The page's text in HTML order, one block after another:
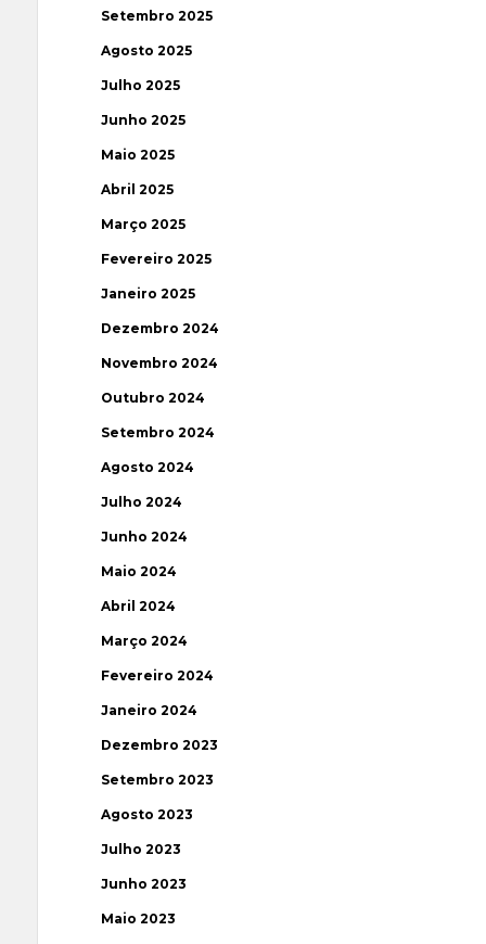
Setembro 2025
Agosto 2025
Julho 2025
Junho 2025
Maio 2025
Abril 2025
Março 2025
Fevereiro 2025
Janeiro 2025
Dezembro 2024
Novembro 2024
Outubro 2024
Setembro 2024
Agosto 2024
Julho 2024
Junho 2024
Maio 2024
Abril 2024
Março 2024
Fevereiro 2024
Janeiro 2024
Dezembro 2023
Setembro 2023
Agosto 2023
Julho 2023
Junho 2023
Maio 2023